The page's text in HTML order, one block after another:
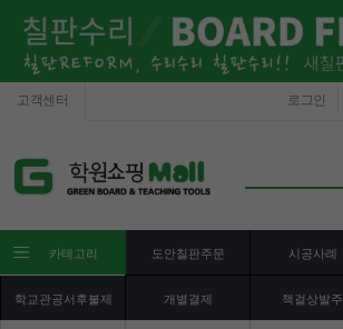
고객센터 로그인
카테고리 도안칠판주문 시공사례
학교관공서후불제 개별결제 책걸상발주